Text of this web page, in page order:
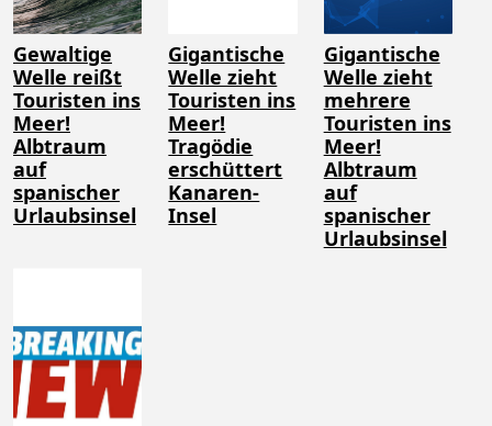
Gewaltige
Welle reißt
Touristen ins
Meer!
Albtraum
auf
spanischer
Urlaubsinsel
Gigantische
Welle zieht
Touristen ins
Meer!
Tragödie
erschüttert
Kanaren-
Insel
Gigantische
Welle zieht
mehrere
Touristen ins
Meer!
Albtraum
auf
spanischer
Urlaubsinsel